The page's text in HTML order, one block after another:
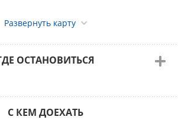
Развернуть карту
ОСТАНОВИТЬСЯ
С КЕМ ДОЕХАТЬ